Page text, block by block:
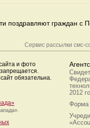
поздравляют граждан с
Сервис рассылки смс-
и фото
обязательна.
2012
Форма